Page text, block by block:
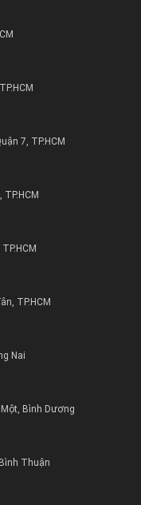
7, TP.HCM
TP.HCM
Nai
Bình Dương
Thuận